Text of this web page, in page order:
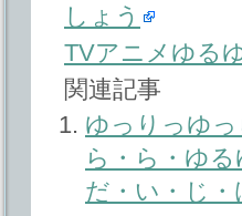
しょう
TVアニメゆる
関連記事
ゆっりっゆ
ら・ら・ゆ
だ・い・じ